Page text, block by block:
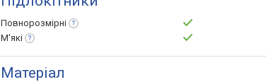
Повнорозмірні
М'які
Матеріал